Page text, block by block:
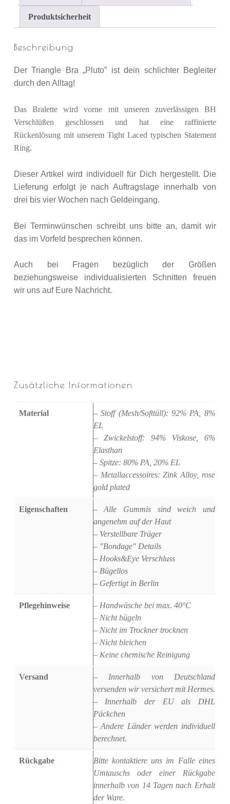
Produktsicherheit
Beschreibung
Der Triangle Bra „Pluto” ist dein schlichter Begleiter
durch den Alltag!
Das Bralette wird vorne mit unseren zuverlässigen BH
Verschlüßen geschlossen und hat eine raffinierte
Rückenlösung mit unserem Tight Laced typischen Statement
Ring.
Dieser Artikel wird individuell für Dich hergestellt. Die
Lieferung erfolgt je nach Auftragslage innerhalb von
drei bis vier Wochen nach Geldeingang.
Bei Terminwünschen schreibt uns bitte an, damit wir
das im Vorfeld besprechen können.
Auch bei Fragen bezüglich der Größen
beziehungsweise individualisierten Schnitten freuen
wir uns auf Eure Nachricht.
Zusätzliche Informationen
Material
– Stoff (Mesh/Softtüll): 92% PA, 8%
EL
– Zwickelstoff: 94% Viskose, 6%
Elasthan
– Spitze: 80% PA, 20% EL
– Metallaccessoires: Zink Alloy, rose
gold plated
Eigenschaften
– Alle Gummis sind weich und
angenehm auf der Haut
– Verstellbare Träger
– "Bondage" Details
– Hooks&Eye Verschluss
– Bügellos
– Gefertigt in Berlin
Pflegehinweise
– Handwäsche bei max. 40°C
– Nicht bügeln
– Nicht im Trockner trocknen
– Nicht bleichen
– Keine chemische Reinigung
Versand
– Innerhalb von Deutschland
versenden wir versichert mit Hermes.
– Innerhalb der EU als DHL
Päckchen
– Andere Länder werden individuell
berechnet.
Rückgabe
Bitte kontaktiere uns im Falle eines
Umtauschs oder einer Rückgabe
innerhalb von 14 Tagen nach Erhalt
der Ware.